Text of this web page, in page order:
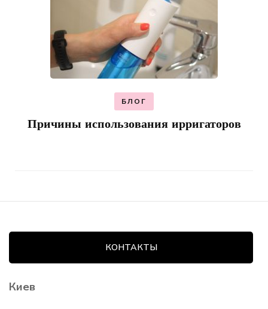
БЛОГ
Причины использования ирригаторов
КОНТАКТЫ
Киев